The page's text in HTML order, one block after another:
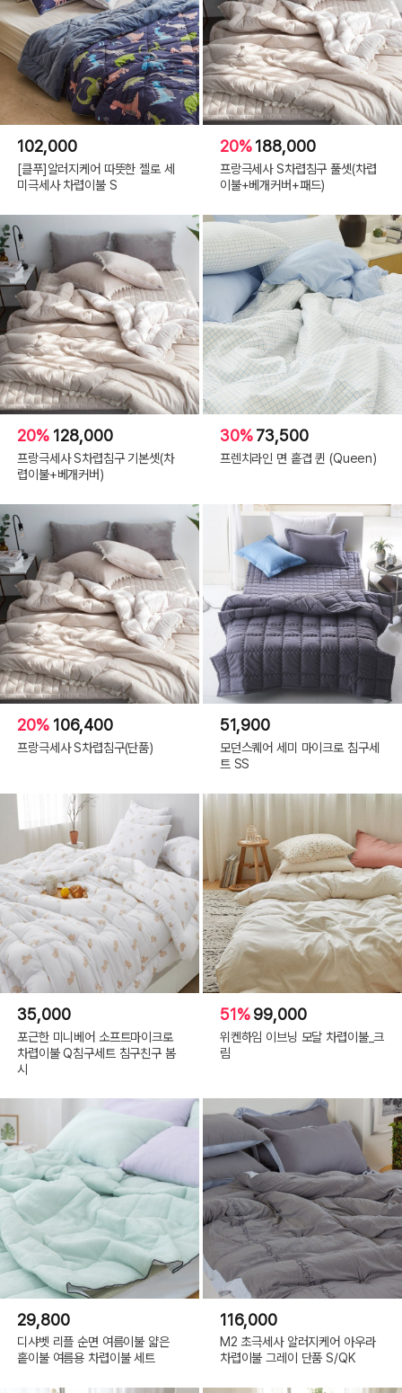
102,000
[클푸]알러지케어 따뜻한 젤로 세
미극세사 차렵이불 S
20%188,000
프랑극세사 S차렵침구 풀셋(차렵
이불+베개커버+패드)
20% 128,000
프랑극세사 S차렵침구 기본셋(차
렵이불+베개커버)
30%73,500
프렌치라인 면 홑겹 퀸 (Queen)
20% 106,400
프랑극세사 S차렵침구(단품)
51,900
모던스퀘어 세미 마이크로 침구세
트 SS
35,000
포근한 미니베어 소프트마이크로
차렵이불 Q침구세트 침구친구 봄
시
51%99,000
위켄하임 이브닝 모달 차렵이불_크
림
29,800
디샤벳 리플 순면 여름이불 얇은
홑이불 여름용 차렵이불 세트
116,000
M2 초극세사 알러지케어 아우라
차렵이불 그레이 단품 S/QK